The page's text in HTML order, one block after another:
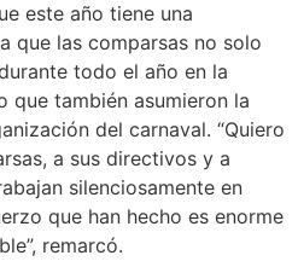
este año tiene una
que las comparsas no solo
todo el año en la
que también asumieron la
del carnaval. “Quiero
a sus directivos y a
silenciosamente en
que han hecho es enorme
remarcó.